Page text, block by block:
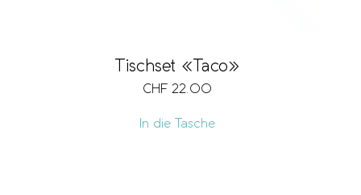
Tischset «Taco»
CHF 22.00
In die Tasche